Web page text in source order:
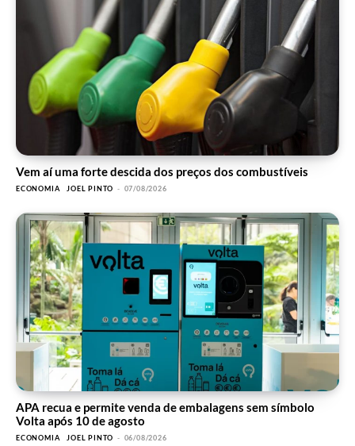
Vem aí uma forte descida dos preços dos combustíveis
ECONOMIA JOEL PINTO - 07/08/2026
APA recua e permite venda de embalagens sem símbolo
Volta após 10 de agosto
ECONOMIA JOEL PINTO - 06/08/2026